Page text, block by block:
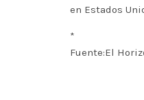
en Estados
*
Fuente:El